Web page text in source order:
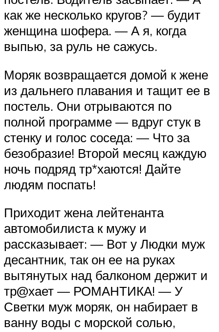
как же несколько кругов? — будит
женщина шофера. — А я, когда
выпью, за руль не сажусь.
Моряк возвращается домой к жене
из дальнего плавания и тащит ее в
постель. Они отрываются по
полной программе — вдруг стук в
стенку и голос соседа: — Что за
безобразие! Второй месяц каждую
ночь подряд тр*хаются! Дайте
людям поспать!
Приходит жена лейтенанта
автомобилиста к мужу и
рассказывает: — Вот у Людки муж
десантник, так он ее на руках
вытянутых над балконом держит и
тр@хает — РОМАНТИКА! — У
Светки муж моряк, он набирает в
ванну воды с морской солью,